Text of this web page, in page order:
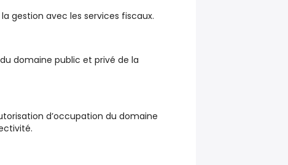
gestion avec les services fiscaux.
domaine public et privé de la
d’occupation du domaine